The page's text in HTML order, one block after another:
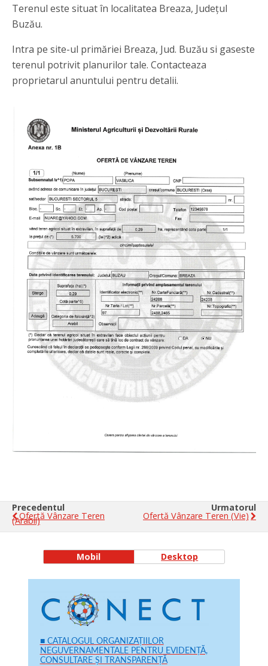
Terenul este situat în localitatea Breaza, Județul
Buzău.
Intra pe site-ul primăriei Breaza, Jud. Buzău si gaseste
terenul potrivit planurilor tale. Contacteaza
proprietarul anuntului pentru detalii.
Precedentul
Ofertă Vânzare Teren
(arabil)
Urmatorul
Ofertă Vânzare Teren (vie)
Mobil Desktop
■ CATALOGUL ORGANIZAȚIILOR
NEGUVERNAMENTALE PENTRU EVIDENȚĂ,
CONSULTARE ȘI TRANSPARENȚĂ